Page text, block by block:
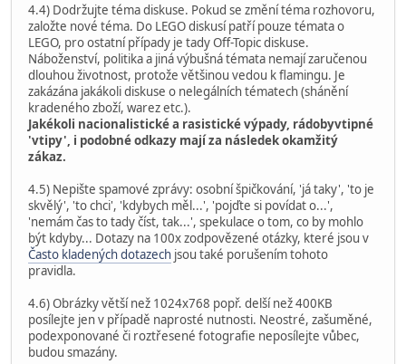
4.4) Dodržujte téma diskuse. Pokud se změní téma rozhovoru,
založte nové téma. Do LEGO diskusí patří pouze témata o
LEGO, pro ostatní případy je tady Off-Topic diskuse.
Náboženství, politika a jiná výbušná témata nemají zaručenou
dlouhou životnost, protože většinou vedou k flamingu. Je
zakázána jakákoli diskuse o nelegálních tématech (shánění
kradeného zboží, warez etc.).
Jakékoli nacionalistické a rasistické výpady, rádobyvtipné
'vtipy', i podobné odkazy mají za následek okamžitý
zákaz.
4.5) Nepište spamové zprávy: osobní špičkování, 'já taky', 'to je
skvělý', 'to chci', 'kdybych měl...', 'pojďte si povídat o...',
'nemám čas to tady číst, tak...', spekulace o tom, co by mohlo
být kdyby... Dotazy na 100x zodpovězené otázky, které jsou v
Často kladených dotazech jsou také porušením tohoto
pravidla.
4.6) Obrázky větší než 1024x768 popř. delší než 400KB
posílejte jen v případě naprosté nutnosti. Neostré, zašuměné,
podexponované či roztřesené fotografie neposílejte vůbec,
budou smazány.